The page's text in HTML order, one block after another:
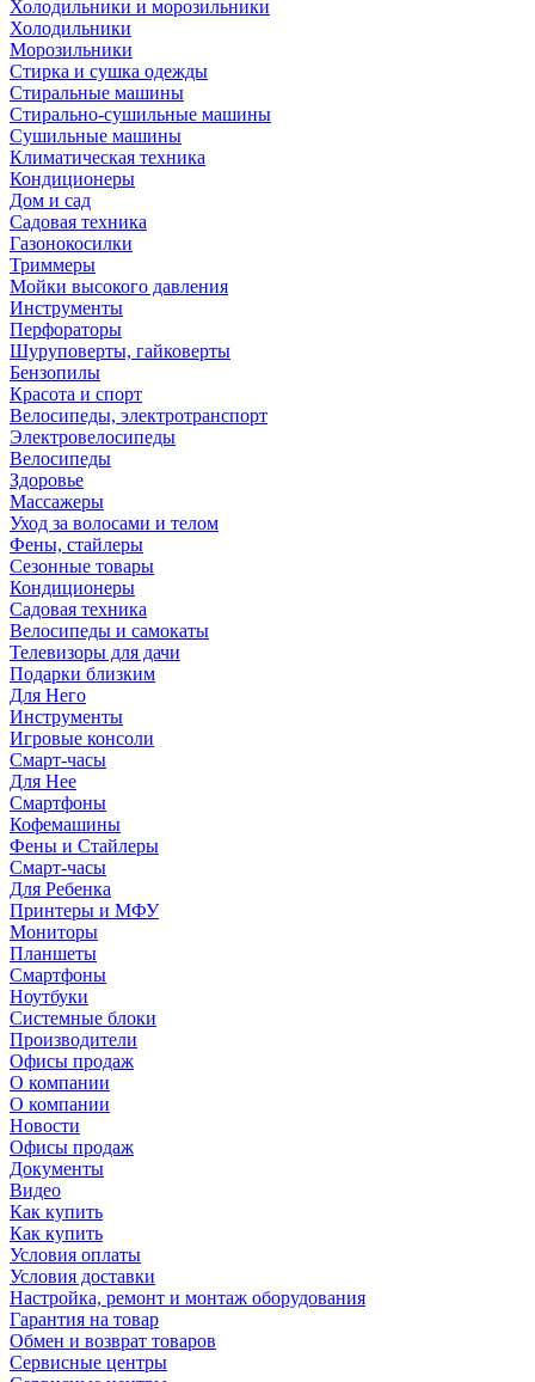
Холодильники и морозильники
Холодильники
Морозильники
Стирка и сушка одежды
Стиральные машины
Стирально-сушильные машины
Сушильные машины
Климатическая техника
Кондиционеры
Дом и сад
Садовая техника
Газонокосилки
Триммеры
Мойки высокого давления
Инструменты
Перфораторы
Шуруповерты, гайковерты
Бензопилы
Красота и спорт
Велосипеды, электротранспорт
Электровелосипеды
Велосипеды
Здоровье
Массажеры
Уход за волосами и телом
Фены, стайлеры
Сезонные товары
Кондиционеры
Садовая техника
Велосипеды и самокаты
Телевизоры для дачи
Подарки близким
Для Него
Инструменты
Игровые консоли
Смарт-часы
Для Нее
Смартфоны
Кофемашины
Фены и Стайлеры
Смарт-часы
Для Ребенка
Принтеры и МФУ
Мониторы
Планшеты
Смартфоны
Ноутбуки
Системные блоки
Производители
Офисы продаж
О компании
О компании
Новости
Офисы продаж
Документы
Видео
Как купить
Как купить
Условия оплаты
Условия доставки
Настройка, ремонт и монтаж оборудования
Гарантия на товар
Обмен и возврат товаров
Сервисные центры